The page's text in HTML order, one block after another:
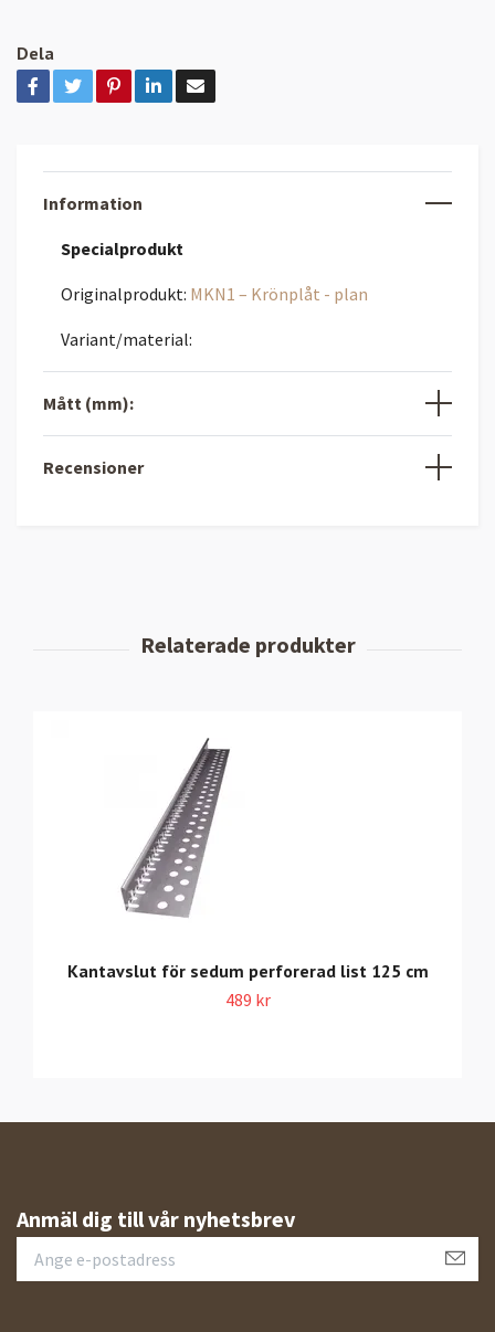
Dela
Information
Specialprodukt
Originalprodukt: MKN1 – Krönplåt - plan
Variant/material:
Mått (mm):
Recensioner
Kantavslut för sedum perforerad list 125 cm
489 kr
Anmäl dig till vår nyhetsbrev